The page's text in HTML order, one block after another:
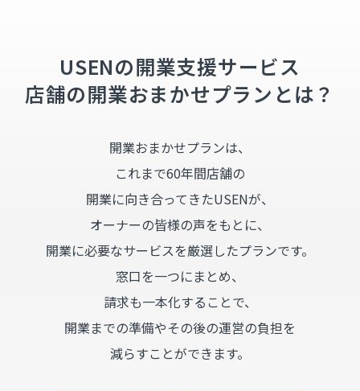
USENの開業支援サービス
店舗の開業おまかせプランとは？
開業おまかせプランは、
これまで60年間店舗の
開業に向き合ってきたUSENが、
オーナーの皆様の声をもとに、
開業に必要なサービスを厳選したプランです。
窓口を一つにまとめ、
請求も一本化することで、
開業までの準備やその後の運営の負担を
減らすことができます。